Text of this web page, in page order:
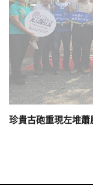
珍貴古砲重現左堆